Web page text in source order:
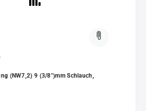
(NW7,2) 9 (3/8")mm Schlauch,